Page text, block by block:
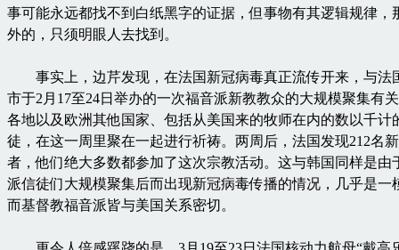
事可能永远都找不到白纸黑字的证据，但事物有其逻辑规律，
外的，只须明眼人去找到。
事实上，边芹发现，在法国新冠病毒真正流传开来，与法
市于2月17至24日举办的一次福音派新教教众的大规模聚集有
各地以及欧洲其他国家、包括从美国来的牧师在内的数以千计
徒，在这一周里聚在一起进行祈祷。两周后，法国发现212名
者，他们绝大多数都参加了这次宗教活动。这与韩国同样是由
派信徒们大规模聚集后而出现新冠病毒传播的情况，几乎是一
而基督教福音派皆与美国关系密切。